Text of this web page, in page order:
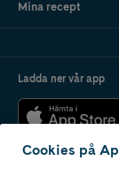
både glad och
munhälsa!
Mina recept
Ladda ner vår app
Cookies på